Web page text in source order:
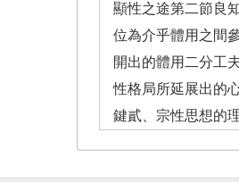
顯性之途第二節良
位為介乎體用之間
開出的體用二分工
性格局所延展出的
鍵貳、宗性思想的